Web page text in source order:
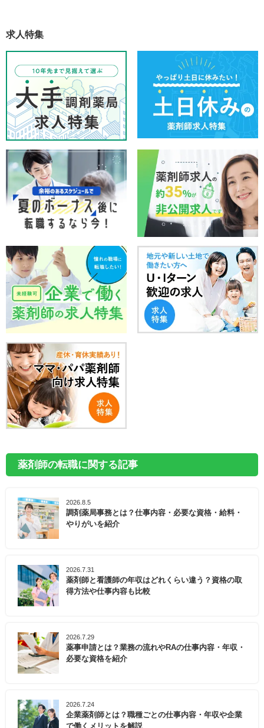
求人特集
薬剤師の転職に関する記事
2026.8.5
調剤薬局事務とは？仕事内容・必要な資格・給料・
やりがいを紹介
2026.7.31
薬剤師と看護師の年収はどれくらい違う？資格の取
得方法や仕事内容も比較
2026.7.29
薬事申請とは？業務の流れやRAの仕事内容・年収・
必要な資格を紹介
2026.7.24
企業薬剤師とは？職種ごとの仕事内容・年収や企業
で働くメリットを解説